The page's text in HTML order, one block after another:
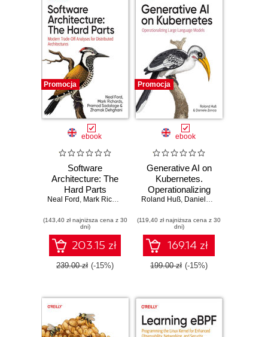
Promocja
ebook
Software
Architecture: The
Hard Parts
Neal Ford , Mark Richards Pramod Sadalage
(143,40 zł najniższa cena z 30
dni)
203.15 zł
239.00 zł (-15%)
Promocja
ebook
Generative AI on
Kubernetes.
Operationalizing
Large Language
Roland Huß, Daniele Zonca
(119,40 zł najniższa cena z 30
dni)
169.14 zł
199.00 zł (-15%)